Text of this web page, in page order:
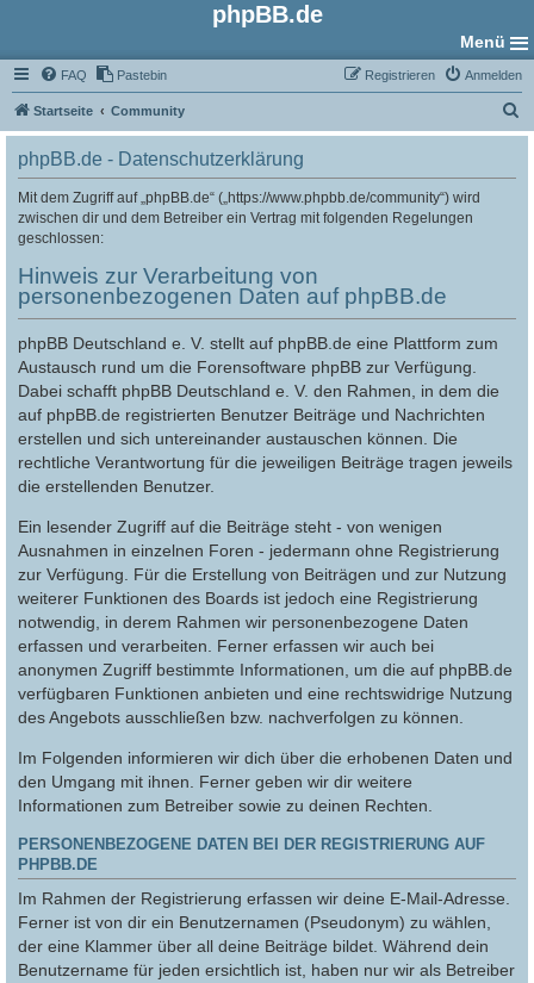
phpBB.de
Menü
FAQ Pastebin Anmelden
Registrieren
Startseite Community
u
phpBB.de - Datenschutzerklärung
Mit dem Zugriff auf „phpBB.de“ („https://www.phpbb.de/community“) wird
zwischen dir und dem Betreiber ein Vertrag mit folgenden Regelungen
geschlossen:
Hinweis zur Verarbeitung von
personenbezogenen Daten auf phpBB.de
phpBB Deutschland e. V. stellt auf phpBB.de eine Plattform zum
Austausch rund um die Forensoftware phpBB zur Verfügung.
Dabei schafft phpBB Deutschland e. V. den Rahmen, in dem die
auf phpBB.de registrierten Benutzer Beiträge und Nachrichten
erstellen und sich untereinander austauschen können. Die
rechtliche Verantwortung für die jeweiligen Beiträge tragen jeweils
die erstellenden Benutzer.
Ein lesender Zugriff auf die Beiträge steht - von wenigen
Ausnahmen in einzelnen Foren - jedermann ohne Registrierung
zur Verfügung. Für die Erstellung von Beiträgen und zur Nutzung
weiterer Funktionen des Boards ist jedoch eine Registrierung
notwendig, in derem Rahmen wir personenbezogene Daten
erfassen und verarbeiten. Ferner erfassen wir auch bei
anonymen Zugriff bestimmte Informationen, um die auf phpBB.de
verfügbaren Funktionen anbieten und eine rechtswidrige Nutzung
des Angebots ausschließen bzw. nachverfolgen zu können.
Im Folgenden informieren wir dich über die erhobenen Daten und
den Umgang mit ihnen. Ferner geben wir dir weitere
Informationen zum Betreiber sowie zu deinen Rechten.
PERSONENBEZOGENE DATEN BEI DER REGISTRIERUNG AUF
PHPBB.DE
Im Rahmen der Registrierung erfassen wir deine E-Mail-Adresse.
Ferner ist von dir ein Benutzernamen (Pseudonym) zu wählen,
der eine Klammer über all deine Beiträge bildet. Während dein
Benutzername für jeden ersichtlich ist, haben nur wir als Betreiber